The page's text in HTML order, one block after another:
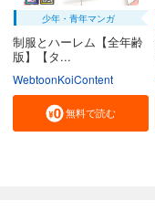
少年・青年マンガ
制服とハーレム【全年齢
版】【タ...
WebtoonKoiContent
無料で読む